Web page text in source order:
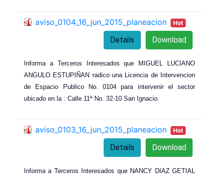
aviso_0104_16_jun_2015_planeacion Hot
Download
Details
Informa a Terceros Interesados que MIGUEL LUCIANO
ANGULO ESTUPIÑAN radico una Licencia de Intervencion
de Espacio Publico No. 0104 para intervenir el sector
ubicado en la : Calle 11ª No. 32-10 San Ignacio.
aviso_0103_16_jun_2015_planeacion Hot
Download
Details
Informa a Terceros Interesados que NANCY DIAZ GETIAL